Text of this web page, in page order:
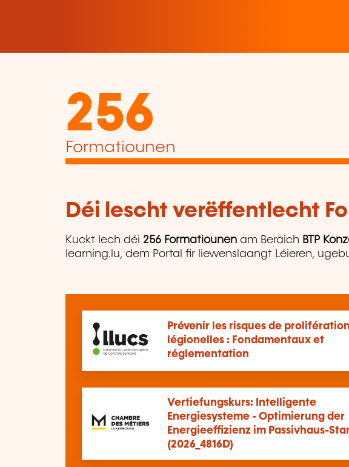
256
Formatiounen
Déi lescht verëffentlecht
Kuckt Iech déi 256 Formatiounen am Beräich BTP
learning.lu, dem Portal fir liewenslaangt Léieren,
Prévenir les risques de
légionelles : Fondamentaux et
réglementation
Vertiefungskurs: Intelligente
Energiesysteme - Optimierung der
Energieeffizienz im Passivhaus-
(2026_4816D)